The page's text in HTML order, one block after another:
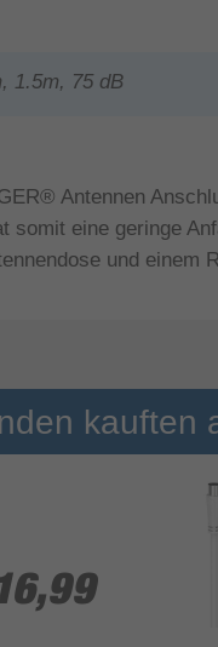
1.5m, 75 dB
Antennen
somit eine geringe
und einem
kauften